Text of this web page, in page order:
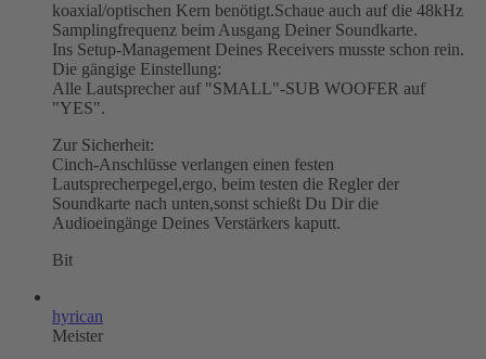
koaxial/optischen Kern benötigt.Schaue auch auf die 48kHz
Samplingfrequenz beim Ausgang Deiner Soundkarte.
Ins Setup-Management Deines Receivers musste schon rein.
Die gängige Einstellung:
Alle Lautsprecher auf "SMALL"-SUB WOOFER auf
"YES".
Zur Sicherheit:
Cinch-Anschlüsse verlangen einen festen
Lautsprecherpegel,ergo, beim testen die Regler der
Soundkarte nach unten,sonst schießt Du Dir die
Audioeingänge Deines Verstärkers kaputt.
Bit
hyrican
Meister